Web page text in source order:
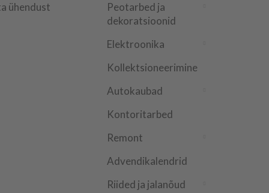
ühendust
Peotarbed ja
dekoratsioonid
Elektroonika
Kollektsioneerimine
Autokaubad
Kontoritarbed
Remont
Advendikalendrid
Riided ja jalanõud